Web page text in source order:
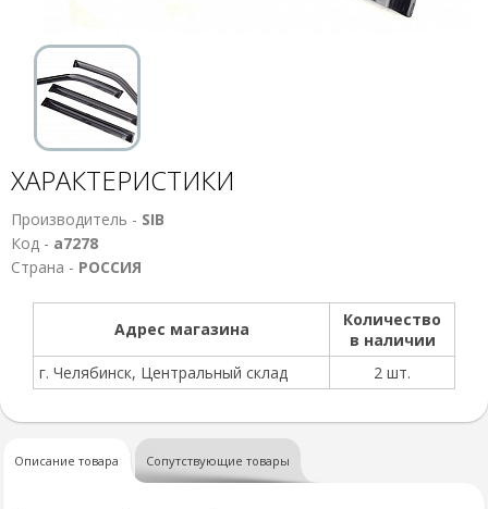
ХАРАКТЕРИСТИКИ
Производитель - SIB
Код - а7278
Страна - РОССИЯ
Адрес магазина
Количество
в наличии
г. Челябинск, Центральный склад
2 шт.
Описание товара Сопутствующие товары